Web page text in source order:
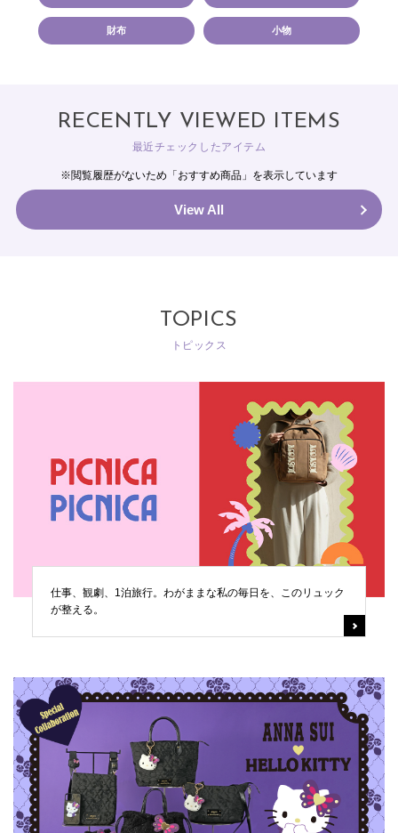
財布 小物
RECENTLY VIEWED ITEMS
最近チェックしたアイテム
※閲覧履歴がないため「おすすめ商品」を表示しています
View All
TOPICS
トピックス
仕事、観劇、1泊旅行。わがままな私の毎日を、このリュック
が整える。